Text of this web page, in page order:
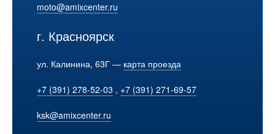
moto@amixcenter.ru
г. Красноярск
ул. Калинина, 63Г — карта проезда
+7 (391) 278-52-03 , +7 (391) 271-69-57
ksk@amixcenter.ru